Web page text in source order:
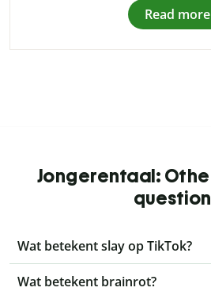
Read more
Jongerentaal:
Wat betekent slay op TikTok?
Wat betekent brainrot?